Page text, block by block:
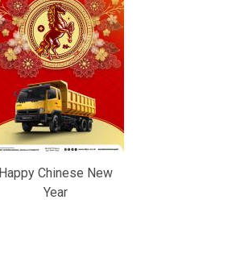
Happy Chinese New
Year